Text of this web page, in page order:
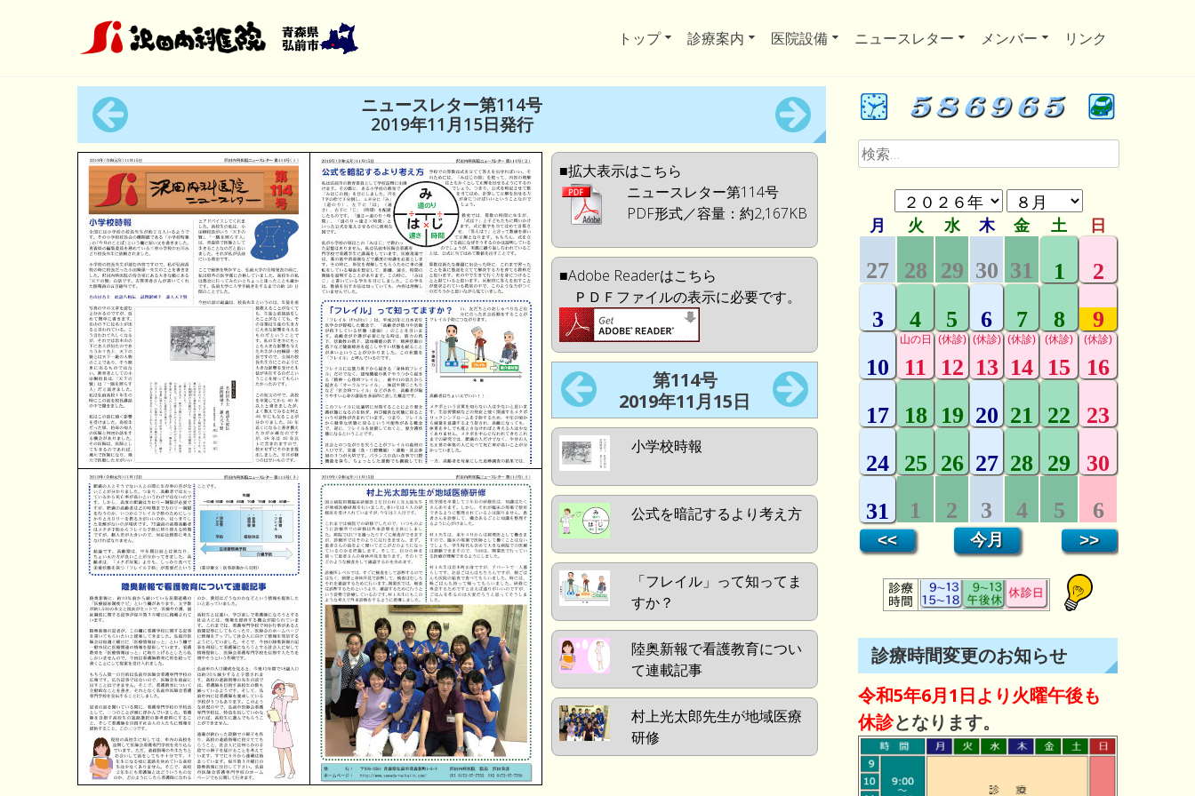
トップ 診療案内 医院設備 ニュースレター メンバー リンク
ニュースレター第114号
2019年11月15日発行
■拡大表示はこちら
ニュースレター第114号
PDF形式／容量：約2,167KB
■Adobe Readerはこちら
ＰＤＦファイルの表示に必要です。
第114号
2019年11月15日
小学校時報
公式を暗記するより考え方
「フレイル」って知ってま
すか？
陸奥新報で看護教育につい
て連載記事
村上光太郎先生が地域医療
研修
検
索:
診療時間変更のお知らせ
令和5年6月1日より火曜午後も
休診となります。